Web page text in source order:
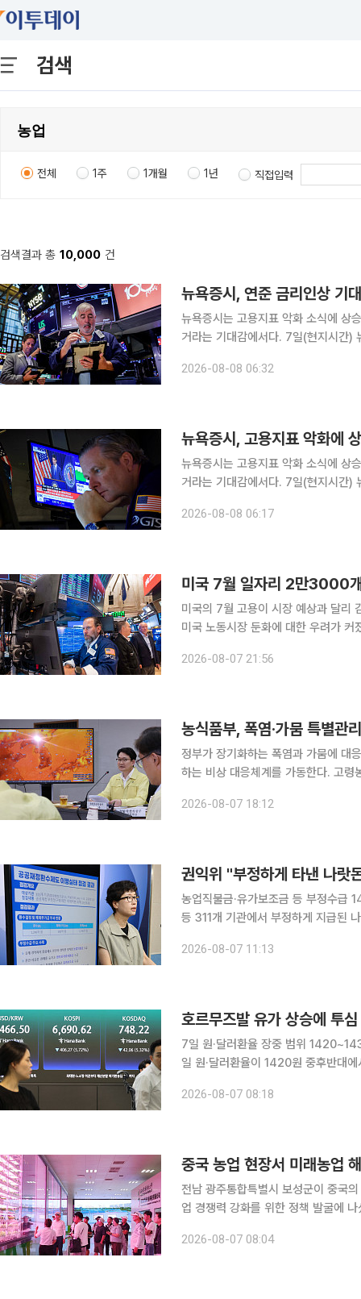
검색
전체 1주 1개월 1년 직접입력
검색결과 총 10,000 건
뉴욕증시는 고용지표 악화 소식에 상
거라는 기대감에서다. 7일(현지시간) 뉴욕증권거래소에서 다우지수는 전 거래일 대비 151.83포인
7757.64에, 기술주 중심의 나스닥
2026-08-08 06:32
뉴욕증시, 고용지표 악화에
뉴욕증시는 고용지표 악화 소식에 상
거라는 기대감에서다. 7일(현지시간) 뉴욕증권거래소에서 다우지수는 전 거래일 대비 151.83포인
7757.64에, 기술주 중심의 나스닥
2026-08-08 06:17
미국 7월 일자리 2만3000
미국의 7월 고용이 시장 예상과 달리
미국 노동시장 둔화에 대한 우려가 커졌다. 7일(현지시간) 미국 노동부에 따르면 7월
2026-08-07 21:56
농식품부, 폭염·가뭄 특별관
정부가 장기화하는 폭염과 가뭄에 대
하는 비상 대응체계를 가동한다. 고령
재해대책상황실 점검회의를 열고 다
2026-08-07 18:12
권익위 "부정하게 타낸 나
농업직불금·유가보조금 등 부정수급 14만여 건 적발 지난해 중앙행정
등 311개 기관에서 부정하게 지급된 나랏돈
2026-08-07 11:13
호르무즈발 유가 상승에 투
7일 원·달러환율 장중 범위
일 원·달러환율이 1420원 중후반대에서 등락할
업은 강달러 압박에 상승이 예상된다
2026-08-07 08:18
중국 농업 현장서 미래농업
전남 광주통합특별시 보성군이 중국
업 경쟁력 강화를 위한 정책 발굴에 나섰다. 보성군은 지난달 23일부터 30일까지 7
일 밝혔다. 이번 연수에는 지역
2026-08-07 08:04